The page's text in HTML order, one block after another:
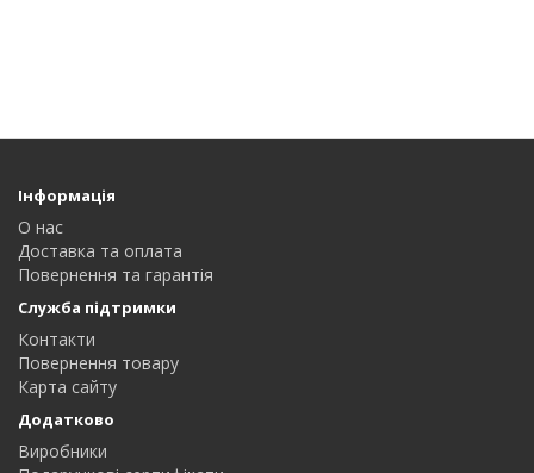
Інформація
О нас
Доставка та оплата
Повернення та гарантія
Служба підтримки
Контакти
Повернення товару
Карта сайту
Додатково
Виробники